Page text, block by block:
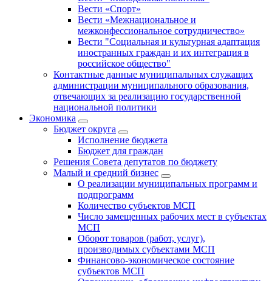
Вести «Спорт»
Вести «Межнациональное и
межконфессиональное сотрудничество»
Вести "Социальная и культурная адаптация
иностранных граждан и их интеграция в
российское общество"
Контактные данные муниципальных служащих
администрации муниципального образования,
отвечающих за реализацию государственной
национальной политики
Экономика
Бюджет округa
Исполнение бюджета
Бюджет для граждан
Решения Совета депутатов по бюджету
Малый и средний бизнес
О реализации муниципальных программ и
подпрограмм
Количество субъектов МСП
Число замещенных рабочих мест в субъектах
МСП
Оборот товаров (работ, услуг),
производимых субъектами МСП
Финансово-экономическое состояние
субъектов МСП